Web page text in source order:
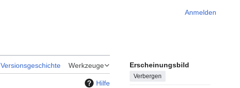
Anmelden
Versionsgeschichte Werkzeuge Erscheinungsbild
Verbergen
Hilfe